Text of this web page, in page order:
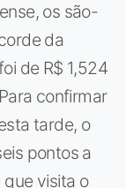
os são-
da
de R$ 1,524
confirmar
tarde, o
pontos a
visita o